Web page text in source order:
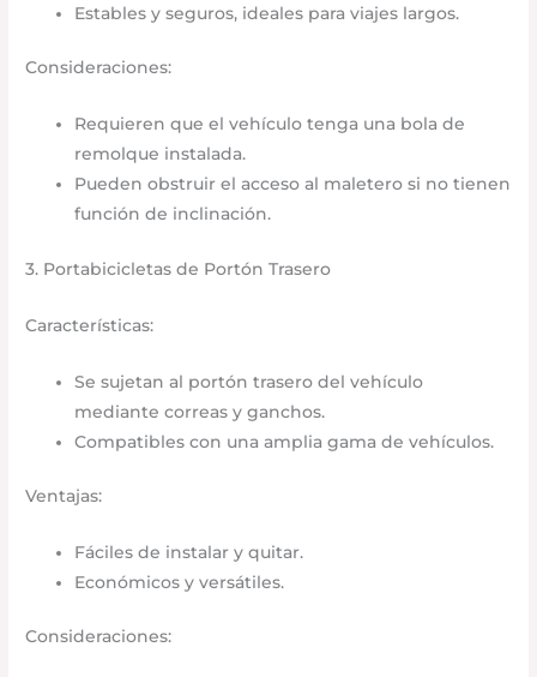
Estables y seguros, ideales para viajes largos.​
Consideraciones:
Requieren que el vehículo tenga una bola de
remolque instalada.​
Pueden obstruir el acceso al maletero si no tienen
función de inclinación.​
3. Portabicicletas de Portón Trasero
Características:
Se sujetan al portón trasero del vehículo
mediante correas y ganchos.​
Compatibles con una amplia gama de vehículos.​
Ventajas:
Fáciles de instalar y quitar.​
Económicos y versátiles.​
Consideraciones: